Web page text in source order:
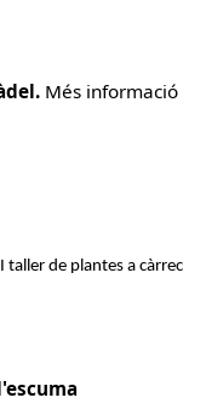
Més informació
taller de plantes a càrrec